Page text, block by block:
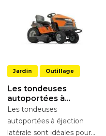
Jardin Outillage
Les tondeuses
autoportées à
éjection latérale
Les tondeuses
autoportées à éjection
latérale sont idéales pour